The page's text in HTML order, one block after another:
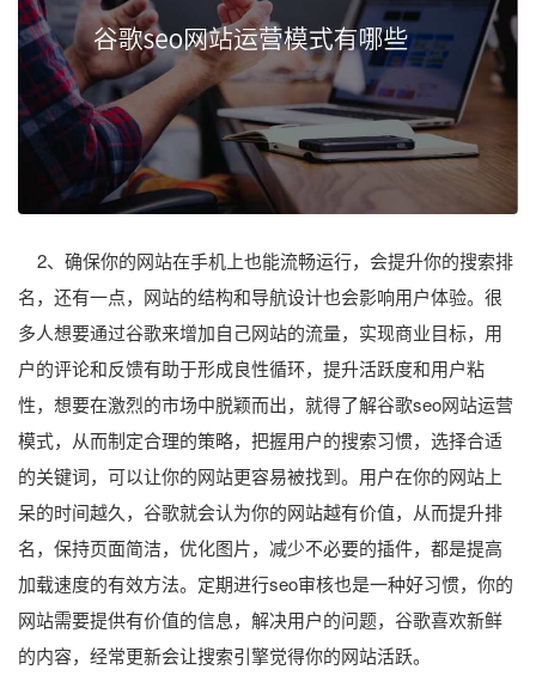
2、确保你的网站在手机上也能流畅运行，会提升你的搜索排
名，还有一点，网站的结构和导航设计也会影响用户体验。很
多人想要通过谷歌来增加自己网站的流量，实现商业目标，用
户的评论和反馈有助于形成良性循环，提升活跃度和用户粘
性，想要在激烈的市场中脱颖而出，就得了解谷歌seo网站运营
模式，从而制定合理的策略，把握用户的搜索习惯，选择合适
的关键词，可以让你的网站更容易被找到。用户在你的网站上
呆的时间越久，谷歌就会认为你的网站越有价值，从而提升排
名，保持页面简洁，优化图片，减少不必要的插件，都是提高
加载速度的有效方法。定期进行seo审核也是一种好习惯，你的
网站需要提供有价值的信息，解决用户的问题，谷歌喜欢新鲜
的内容，经常更新会让搜索引擎觉得你的网站活跃。